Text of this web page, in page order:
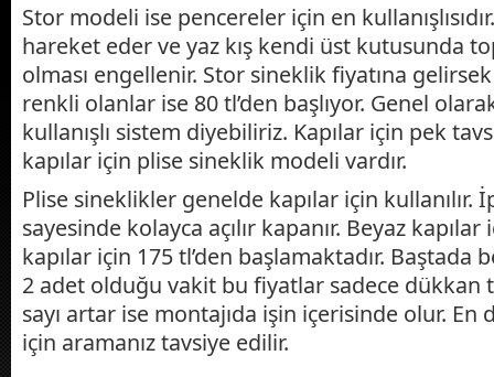
Stor modeli ise pencereler için en
hareket eder ve yaz kış kendi üst kutusunda
olması engellenir. Stor sineklik fiyatına
renkli olanlar ise 80 tl’den başlıyor. Genel
kullanışlı sistem diyebiliriz. Kapılar için pek
kapılar için plise sineklik modeli vardır.
Plise sineklikler genelde kapılar için kullanılır.
sayesinde kolayca açılır kapanır. Beyaz
kapılar için 175 tl’den başlamaktadır. Baştada
2 adet olduğu vakit bu fiyatlar sadece dükkan
sayı artar ise montajıda işin içerisinde olur.
için aramanız tavsiye edilir.